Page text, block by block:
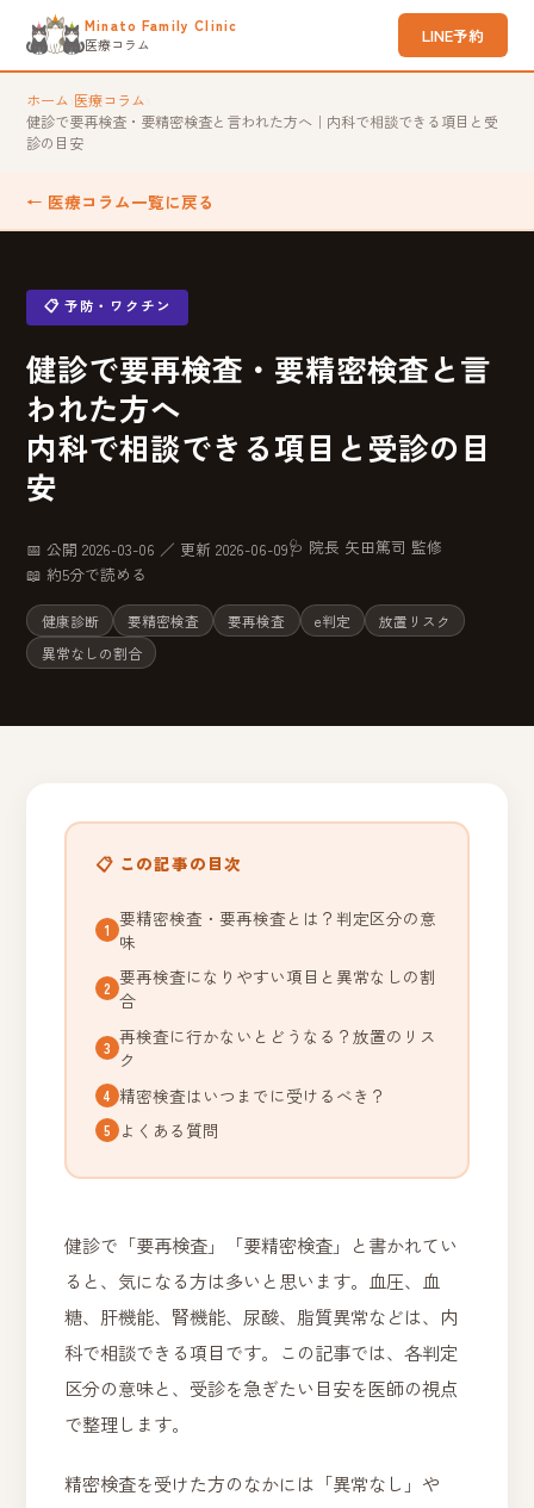
Minato Family Clinic
医療コラム
LINE予約
ホーム 医療コラム
健診で要再検査・要精密検査と言われた方へ｜内科で相談できる項目と受
診の目安
← 医療コラム一覧に戻る
📋 予防・ワクチン
健診で要再検査・要精密検査と言
われた方へ
内科で相談できる項目と受診の目
安
📅 公開 2026-03-06 ／ 更新 2026-06-09🩺 院長 矢田篤司 監修
📖 約5分で読める
健康診断 要精密検査 要再検査 e判定
放置リスク
異常なしの割合
📋 この記事の目次
要精密検査・要再検査とは？判定区分の意
味
要再検査になりやすい項目と異常なしの割
合
再検査に行かないとどうなる？放置のリス
ク
精密検査はいつまでに受けるべき？
よくある質問
健診で「要再検査」「要精密検査」と書かれてい
ると、気になる方は多いと思います。血圧、血
糖、肝機能、腎機能、尿酸、脂質異常などは、内
科で相談できる項目です。この記事では、各判定
区分の意味と、受診を急ぎたい目安を医師の視点
で整理します。
精密検査を受けた方のなかには「異常なし」や